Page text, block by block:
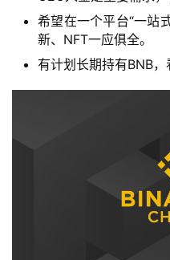
希望在一个平台“一站
新、NFT一应俱全。
有计划长期持有BNB，